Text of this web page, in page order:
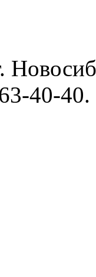
40-40.